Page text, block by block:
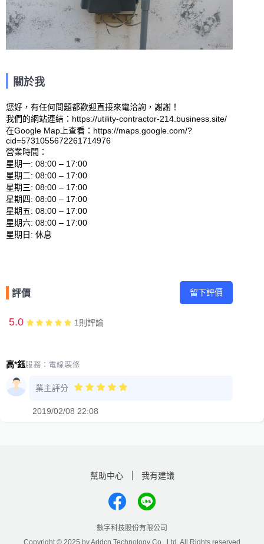
關於我
您好，有任何問題都歡迎直接來電洽詢，謝謝！
我們的網站連結：https://utility-contractor-214.business.site/
在Google Map上查看：https://maps.google.com/?
cid=5731055672261714976
營業時間：
星期一: 08:00 – 17:00
星期二: 08:00 – 17:00
星期三: 08:00 – 17:00
星期四: 08:00 – 17:00
星期五: 08:00 – 17:00
星期六: 08:00 – 17:00
評價 留下評價
5.0 1 則評論
高*鈺服務： 電線裝修
業主評分
2019/02/08 22:08
幫助中心 我有建議
數字科技股份有限公司
Copyright © 2025 by Addcn Technology Co., Ltd. All Rights reserved